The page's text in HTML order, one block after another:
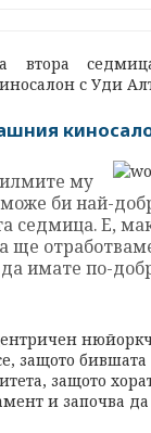
втора
с Уди
му
може би най-
седмица. Е,
ще
имате по-
защото
защото
и започва